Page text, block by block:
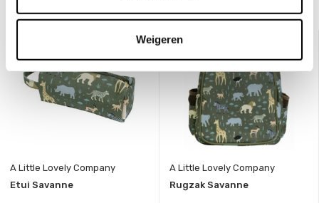
Weigeren
A Little Lovely Company
Etui Savanne
A Little Lovely Company
Rugzak Savanne